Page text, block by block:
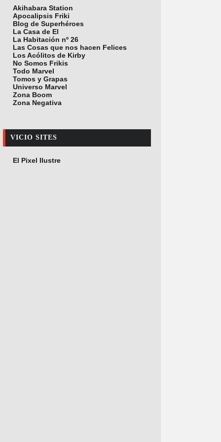
Akihabara Station
Apocalipsis Friki
Blog de Superhéroes
La Casa de El
La Habitación nº 26
Las Cosas que nos hacen Felices
Los Acólitos de Kirby
No Somos Frikis
Todo Marvel
Tomos y Grapas
Universo Marvel
Zona Boom
Zona Negativa
VICIO SITES
El Pixel Ilustre